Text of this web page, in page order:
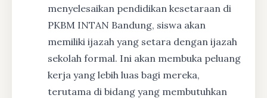
menyelesaikan pendidikan kesetaraan di
PKBM INTAN Bandung, siswa akan
memiliki ijazah yang setara dengan ijazah
sekolah formal. Ini akan membuka peluang
kerja yang lebih luas bagi mereka,
terutama di bidang yang membutuhkan